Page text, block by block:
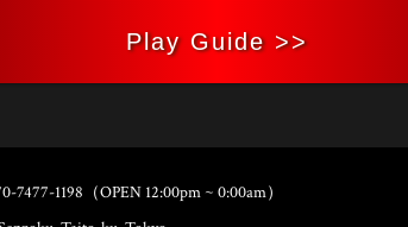
Play Guide >>
7477-1198 （OPEN 12:00pm ~ 0:00am）